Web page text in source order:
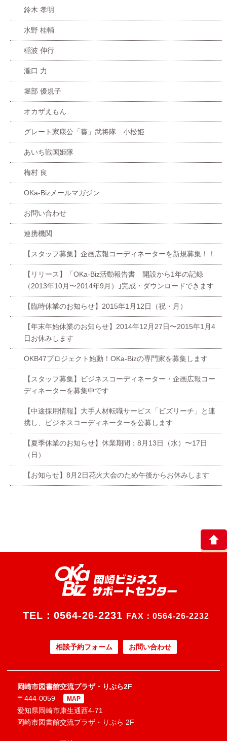
鈴木 孝明
水野 桂輔
稲波 伸行
瀧口 力
堀部 優規子
オカザえもん
グレート家康公「葵」武将隊 小松姫
あいち戦国姫隊
梅村 良
OKa-Bizメールマガジン
お問い合わせ
連携機関
【スタッフ募集】企画広報コーディネーターを新規募集！！
【リリース】「OKa-Biz活動報告書 開設から1年の記録
（2013年10月〜2014年9月）｣完成・ダウンロードできます
【臨時休業のお知らせ】2015年1月12日（祝・月）
【年末年始休業のお知らせ】2014年12月27日〜2015年1月4
日お休みします
OKB47プロジェクト始動！OKa-Bizの専門家を募集します
【スタッフ募集】ビジネスコーディネーター・企画広報コー
ディネーターを募集中です
【中途採用情報】大手人材転職サービス「ビズリーチ」と連
携し、ビジネスコーディネーターを公募します
【夏季休業のお知らせ】休業期間：8月13日（水）〜17日
（日）
【お知らせ】8月2日花火大会のため午後からお休みします
TEL： 0564-26-2231 FAX：0564-26-2232
相談予約フォーム お問い合わせ
岡崎市図書館交流プラザ・りぶら2F
〒444-0059
MAP
愛知県岡崎市康生通西4-71
岡崎市図書館交流プラザ・りぶら 2F